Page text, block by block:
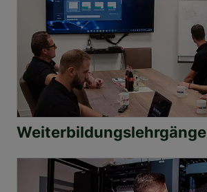
Weiterbildungslehrgänge